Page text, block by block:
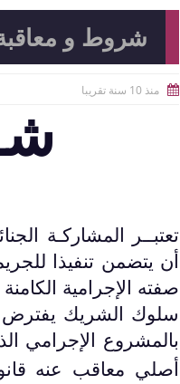
شروط و
 منذ 10 سنة تقريبا
تعتبــر المشاركـة
أن يتضمن تنفيذا
صفته الإجرامية
سلوك الشريك يفترض
بالمشروع الإجرامي
أصلي معاقب عنه